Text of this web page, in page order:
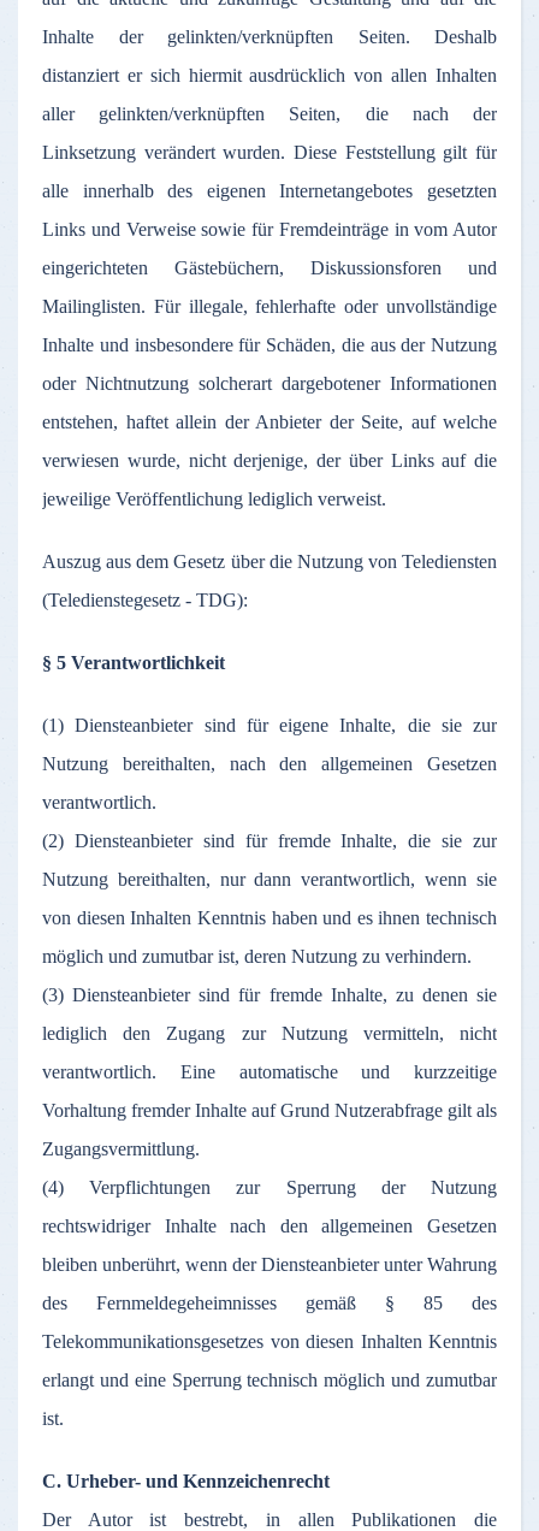
Inhalte
der gelinkten/verknüpften Seiten. Deshalb
distanziert er sich hiermit ausdrücklich vonallen Inhalten
aller
gelinkten/verknüpften Seiten, die nach
der
Linksetzung verändert wurden.Diese Feststellunggiltfür
alle
innerhalbdes eigenen Internetangebotes
gesetzten
Links und Verweise sowie für Fremdeinträgeinvom Autor
eingerichteten
Gästebüchern, Diskussionsforen und
Mailinglisten. Für illegale,fehlerhafte oder unvollständige
Inhalte und insbesondere für Schäden, die aus der Nutzung
oder Nichtnutzung solcherart dargebotener Informationen
entstehen, haftet allein der Anbieter der Seite, auf welche
verwiesen wurde, nicht derjenige, der überLinksaufdie
jeweilige Veröffentlichung lediglich verweist.
Auszug aus dem Gesetz über die Nutzung von Telediensten
(Teledienstegesetz - TDG):
§ 5 Verantwortlichkeit
(1) Diensteanbieter sind für eigene Inhalte, die sie zur
Nutzung bereithalten, nach den allgemeinen Gesetzen
verantwortlich.
(2) Diensteanbieter sind für fremde Inhalte, die sie zur
Nutzung bereithalten, nur dann verantwortlich, wenn sie
von diesen Inhalten Kenntnis haben und es ihnen technisch
möglich und zumutbar ist, deren Nutzung zu verhindern.
(3) Diensteanbieter sind für fremde Inhalte, zu denen sie
lediglich den Zugang zur Nutzung vermitteln, nicht
verantwortlich. Eine automatische und kurzzeitige
Vorhaltung fremder Inhalte auf Grund Nutzerabfrage gilt als
Zugangsvermittlung.
(4) Verpflichtungen zur Sperrung der Nutzung
rechtswidriger Inhalte nach den allgemeinen Gesetzen
bleiben unberührt, wenn der Diensteanbieter unter Wahrung
des Fernmeldegeheimnisses gemäß § 85 des
Telekommunikationsgesetzes von diesen Inhalten Kenntnis
erlangt und eine Sperrung technisch möglich und zumutbar
ist.
C. Urheber- und Kennzeichenrecht
Der Autor ist bestrebt, in allen Publikationen die